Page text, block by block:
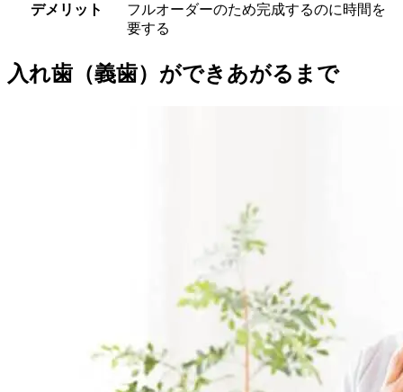
デメリット
フルオーダーのため完成するのに時間を
要する
入れ歯（義歯）ができあがるまで